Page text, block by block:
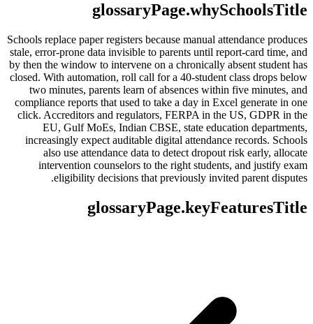
glossaryPage.whySchoolsTitle
Schools replace paper registers because manual attendance produces
stale, error-prone data invisible to parents until report-card time, and
by then the window to intervene on a chronically absent student has
closed. With automation, roll call for a 40-student class drops below
two minutes, parents learn of absences within five minutes, and
compliance reports that used to take a day in Excel generate in one
click. Accreditors and regulators, FERPA in the US, GDPR in the
EU, Gulf MoEs, Indian CBSE, state education departments,
increasingly expect auditable digital attendance records. Schools
also use attendance data to detect dropout risk early, allocate
intervention counselors to the right students, and justify exam
eligibility decisions that previously invited parent disputes.
glossaryPage.keyFeaturesTitle